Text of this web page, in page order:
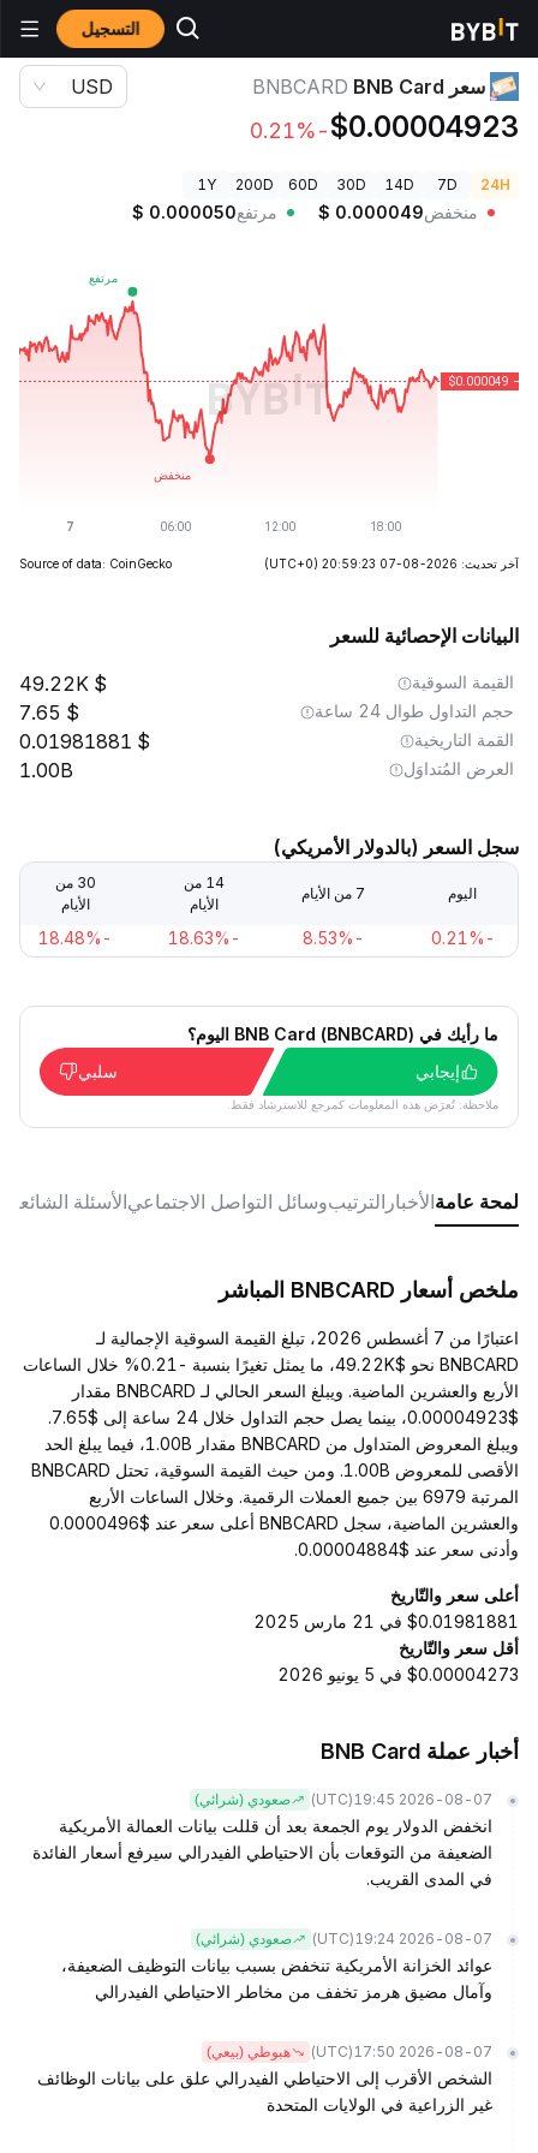
التسجيل أسعار العملات الرقمية
سعر BNB Card BNBCARD
$0.00004923
-0.21%
USD
24H
7D
14D
30D
60D
200D
1Y
منخفض $ 0.000049 مرتفع $ 0.000050
آخر تحديث: 2026-08-07 20:59:23 (UTC+0)
Source of data: CoinGecko
البيانات الإحصائية للسعر
القيمة السوقية 49.22K
حجم التداول طوال 24 ساعة 7.65
القمة التاريخية 0.01981881
العرض المُتداوَل 1.00B
سجل السعر (بالدولار الأمريكي)
اليوم 7 من الأيام
14 من
الأيام
30 من
الأيام
-0.21%
-8.53%
-18.63%
-18.48%
ما رأيك في BNB Card (BNBCARD) اليوم؟
إيجابي
سلبي
ملاحظة: تُعرَض هذه المعلومات كمرجع للاسترشاد فقط.
لمحة عامةالأخبار الترتيبوسائل التواصل الاجتماعيالأسئلة الشائعة
ملخص أسعار BNBCARD المباشر
اعتبارًا من 7 أغسطس 2026، تبلغ القيمة السوقية الإجمالية لـ
BNBCARD نحو $49.22K، ما يمثل تغيرًا بنسبة -0.21% خلال الساعات
الأربع والعشرين الماضية. ويبلغ السعر الحالي لـ BNBCARD مقدار
$0.00004923، بينما يصل حجم التداول خلال 24 ساعة إلى $7.65.
ويبلغ المعروض المتداول من BNBCARD مقدار 1.00B، فيما يبلغ الحد
الأقصى للمعروض 1.00B. ومن حيث القيمة السوقية، تحتل BNBCARD
المرتبة 6979 بين جميع العملات الرقمية. وخلال الساعات الأربع
والعشرين الماضية، سجل BNBCARD أعلى سعر عند $0.0000496
وأدنى سعر عند $0.00004884.
أعلى سعر والتّاريخ
$0.01981881 في 21 مارس 2025
أقل سعر والتّاريخ
$0.00004273 في 5 يونيو 2026
أخبار عملة BNB Card
2026-08-07 19:45
(UTC) صعودي (شرائي)
انخفض الدولار يوم الجمعة بعد أن قللت بيانات العمالة الأمريكية
الضعيفة من التوقعات بأن الاحتياطي الفيدرالي سيرفع أسعار الفائدة
في المدى القريب.
2026-08-07 19:24
(UTC) صعودي (شرائي)
عوائد الخزانة الأمريكية تنخفض بسبب بيانات التوظيف الضعيفة،
وآمال مضيق هرمز تخفف من مخاطر الاحتياطي الفيدرالي
2026-08-07 17:50
(UTC) هبوطي (بيعي)
الشخص الأقرب إلى الاحتياطي الفيدرالي علق على بيانات الوظائف
غير الزراعية في الولايات المتحدة